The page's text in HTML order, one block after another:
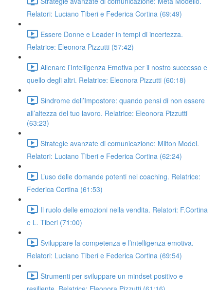
Relatori: Luciano Tiberi e Federica Cortina (69:49)
Essere Donne e Leader in tempi di incertezza.
Relatrice: Eleonora Pizzutti (57:42)
Allenare l’Intelligenza Emotiva per il nostro successo e
quello degli altri. Relatrice: Eleonora Pizzutti (60:18)
Sindrome dell’Impostore: quando pensi di non essere
all’altezza del tuo lavoro. Relatrice: Eleonora Pizzutti
(63:23)
Strategie avanzate di comunicazione: Milton Model.
Relatori: Luciano Tiberi e Federica Cortina (62:24)
L’uso delle domande potenti nel coaching. Relatrice:
Federica Cortina (61:53)
Il ruolo delle emozioni nella vendita. Relatori: F.Cortina
e L. Tiberi (71:00)
Sviluppare la competenza e l’intelligenza emotiva.
Relatori: Luciano Tiberi e Federica Cortina (69:54)
Strumenti per sviluppare un mindset positivo e